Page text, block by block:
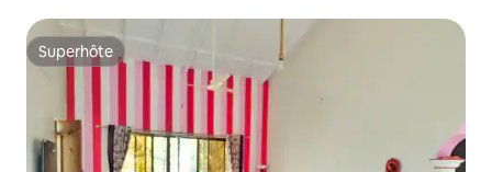
Superhôte
Superhôte